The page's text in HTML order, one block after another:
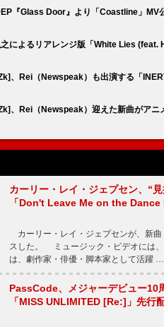
『Glass Door』より「Coastline」MV
によるリアレンジ版「White Lies (feat.
、Rei（Newspeak）も出演する「
、Rei（Newspeak）迎えた新曲がアニ
カーリー・レイ・ジェプセン、“
「Don't Leave Me on the Dance
カーリー・レイ・ジェプセンが、新
スした。 ミュージック・ビデオには
は、劇作家・俳優・脚本家として活躍 …
PassCode、メジャーデビュー
「MISS UNLIMITED [Re:]」先行